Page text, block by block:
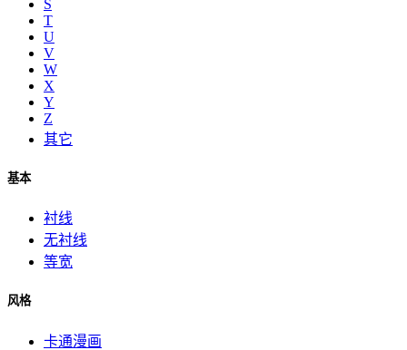
S
T
U
V
W
X
Y
Z
其它
基本
衬线
无衬线
等宽
风格
卡通漫画